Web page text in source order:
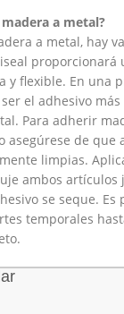
a metal?
a metal, hay
proporcionará
y flexible. En una
el adhesivo
Para adherir
asegúrese de que
limpias.
ambos artículos
se seque. Es
temporales